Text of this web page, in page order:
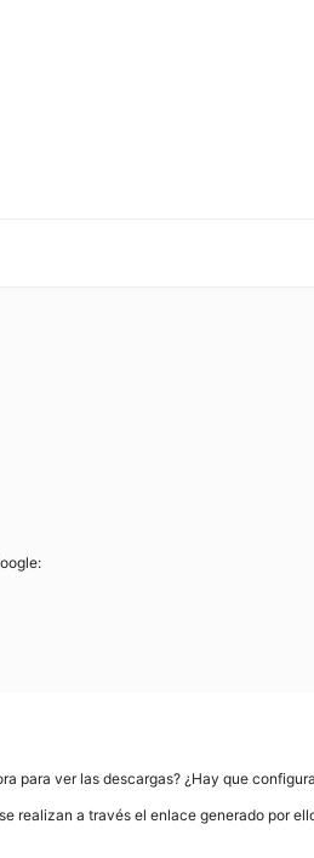
para ver las descargas? ¿Hay que
realizan a través el enlace generado por